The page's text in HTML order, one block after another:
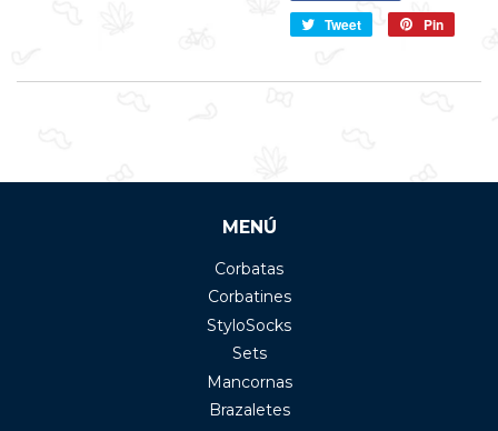
en
Facebook
Tweet
CompartirPin
MENÚ
Corbatas
Corbatines
StyloSocks
Sets
Mancornas
Brazaletes